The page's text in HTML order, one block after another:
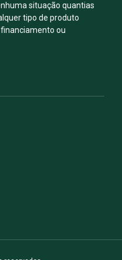
situação quantias
tipo de produto
ou